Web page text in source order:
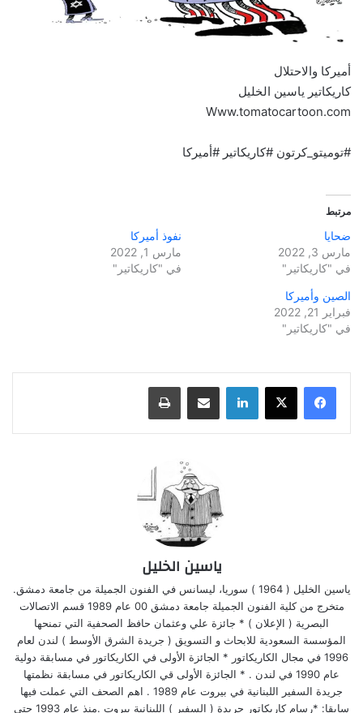
أميركا والاحتلال
كاريكاتير ياسين الخليل
Www.tomatocartoon.com
#توميتو_كرتون #كاريكاتير #أميركا
مرتبط
ضحايا
مارس 3, 2022
في "كاريكاتير"
نفوذ أميركا
مارس 1, 2022
في "كاريكاتير"
الصين وأميركا
فبراير 21, 2022
في "كاريكاتير"
لينكدإن مشاركة عبر البريد طباعة
ياسين الخليل
ياسين الخليل ( 1964 ) سوريا، ليسانس في الفنون الجميلة من جامعة دمشق.
متخرج من كلية الفنون الجميلة جامعة دمشق 00 عام 1989 قسم الاتصالات
البصرية ( الإعلان ) * جائزة علي وعثمان حافظ الصحفية التي تمنحها
المؤسسة السعودية للابحاث و التسويق ( جريدة الشرق الأوسط ) لندن لعام
1996 في مجال الكاريكاتور * الجائزة الأولى في الكاريكاتور في مسابقة دولية
عام 1990 في لندن . * الجائزة الأولى قي الكاريكاتور في مسابقة نظمتها
جريدة السفير اللبنانية في بيروت عام 1989 . اهم الصحف التي عملت فيها
سابقا: *رسام كاريكاتور جريدة ( السفير ) اللبنانية بيروت .منذ عام 1993 حتى